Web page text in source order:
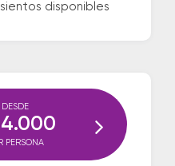
disponibles
DESDE
PERSONA